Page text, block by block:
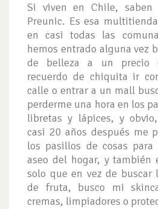
Si viven en Chile,
Preunic. Es esa
en casi todas las
hemos entrado alguna vez
de belleza a un precio
recuerdo de chiquita ir
calle o entrar a un mall
perderme una hora en los
libretas y lápices, y
casi 20 años después me
los pasillos de cosas
aseo del hogar, y también
solo que en vez de buscar
de fruta, busco mi
cremas, limpiadores o